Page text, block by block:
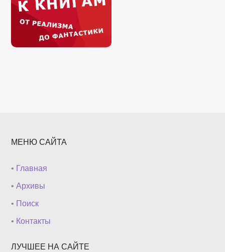
МЕНЮ САЙТА
• Главная
•Архивы
• Поиск
• Контакты
ЛУЧШЕЕ НА САЙТЕ